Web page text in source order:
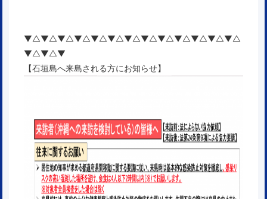
▼△▼△▼△▼△▼△▼△▼△▼△▼△▼△▼△▼△▼△
▼△▼△▼
【石垣島へ来島される方にお知らせ】